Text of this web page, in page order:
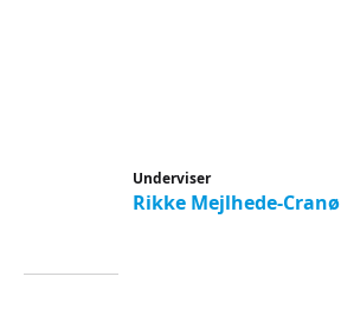
Underviser
Rikke Mejlhede-Cranø